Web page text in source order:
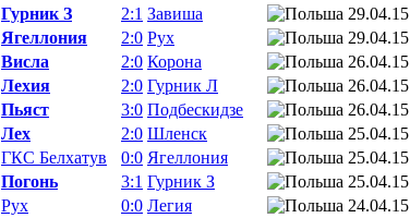
Гурник З
2:1 Завиша
29.04.15
Ягеллония
2:0 Рух
29.04.15
Висла
2:0 Корона
26.04.15
Лехия
2:0 Гурник Л
26.04.15
Пьяст
3:0 Подбескидзе
26.04.15
Лех
2:0 Шленск
25.04.15
ГКС Белхатув
0:0 Ягеллония
25.04.15
Погонь
3:1 Гурник З
25.04.15
Рух
0:0 Легия
24.04.15